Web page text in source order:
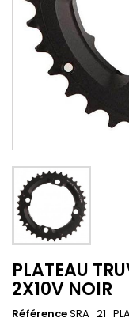
PLATEAU
2X10V NOIR
Référence